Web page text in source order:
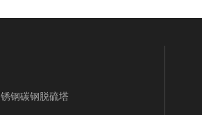
钢碳钢脱硫塔